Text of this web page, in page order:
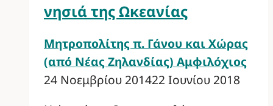
νησιά της Ωκεανίας
Μητροπολίτης π. Γάνου και Χώρας
(από Νέας Ζηλανδίας) Αμφιλόχιος
24 Νοεμβρίου 201422 Ιουνίου 2018